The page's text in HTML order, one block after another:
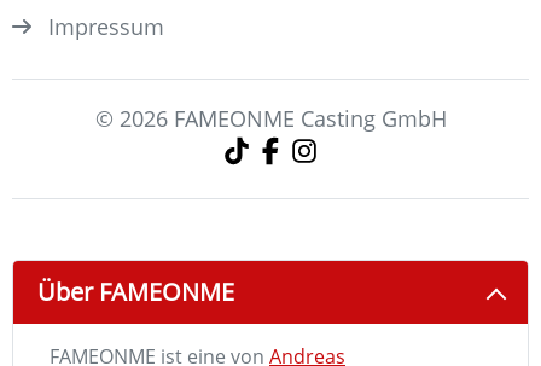
Impressum
© 2026 FAMEONME Casting GmbH
Über FAMEONME
FAMEONME ist eine von Andreas